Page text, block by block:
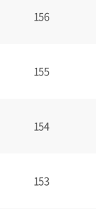
156
155
154
153